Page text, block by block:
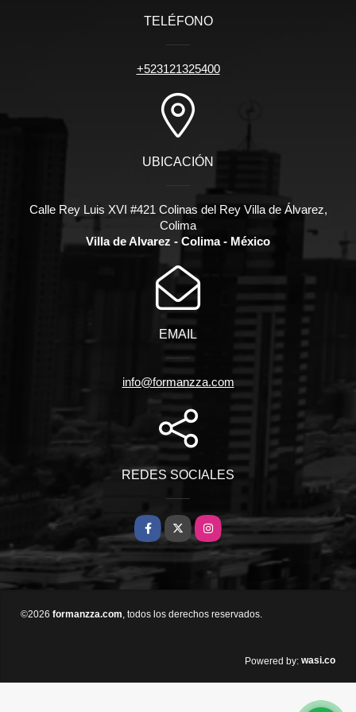
TELÉFONO
+523121325400
UBICACIÓN
Calle Rey Luis XVI #421 Colinas del Rey Villa de Álvarez,
Colima
Villa de Alvarez - Colima - México
EMAIL
info@formanzza.com
REDES SOCIALES
Facebook
X Instagram
©2026 formanzza.com, todos los derechos reservados.
Powered by: wasi.co